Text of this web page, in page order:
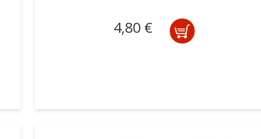
4,80 €